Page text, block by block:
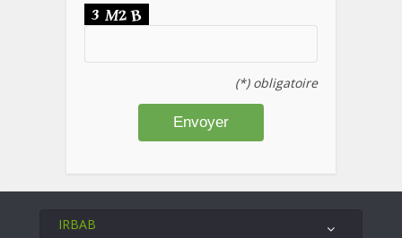
(*) obligatoire
IRBAB